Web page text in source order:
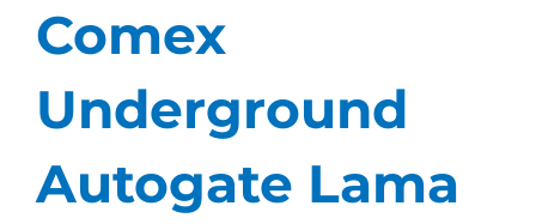
Comex
Underground
Autogate Lama